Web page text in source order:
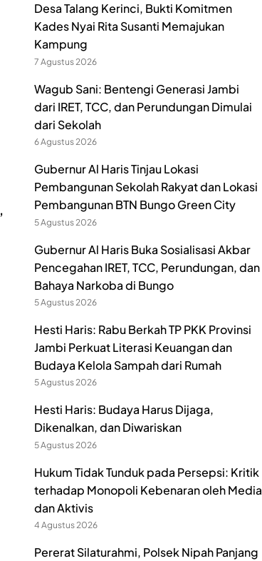
Desa Talang Kerinci, Bukti Komitmen
Kades Nyai Rita Susanti Memajukan
Kampung
7 Agustus 2026
Wagub Sani: Bentengi Generasi Jambi
dari IRET, TCC, dan Perundungan Dimulai
dari Sekolah
6 Agustus 2026
Gubernur Al Haris Tinjau Lokasi
Pembangunan Sekolah Rakyat dan Lokasi
Pembangunan BTN Bungo Green City
5 Agustus 2026
Gubernur Al Haris Buka Sosialisasi Akbar
Pencegahan IRET, TCC, Perundungan, dan
Bahaya Narkoba di Bungo
5 Agustus 2026
Hesti Haris: Rabu Berkah TP PKK Provinsi
Jambi Perkuat Literasi Keuangan dan
Budaya Kelola Sampah dari Rumah
5 Agustus 2026
Hesti Haris: Budaya Harus Dijaga,
Dikenalkan, dan Diwariskan
5 Agustus 2026
Hukum Tidak Tunduk pada Persepsi: Kritik
terhadap Monopoli Kebenaran oleh Media
dan Aktivis
4 Agustus 2026
Pererat Silaturahmi, Polsek Nipah Panjang